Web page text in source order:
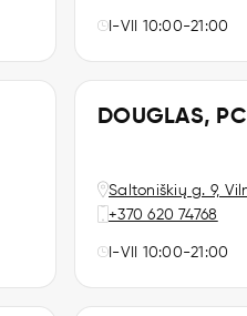
I-VII 10:00-21:00
DOUGLAS,
Saltoniškių g. 9,
+370 620 74768
I-VII 10:00-21:00